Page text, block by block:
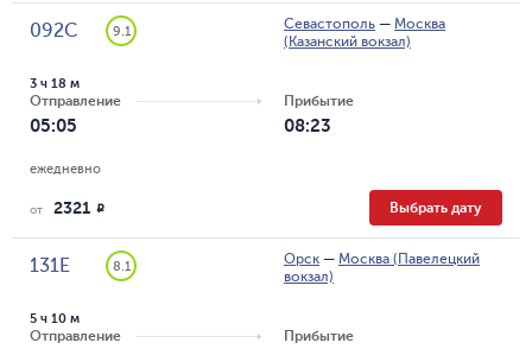
092С 9.1 Севастополь — Москва
(Казанский вокзал)
Отправление
05:05
3 ч 18 м
Прибытие
08:23
ежедневно
от 2321 R Выбрать дату
131Е 8.1 Орск — Москва (Павелецкий
вокзал)
Отправление
5 ч 10 м
Прибытие